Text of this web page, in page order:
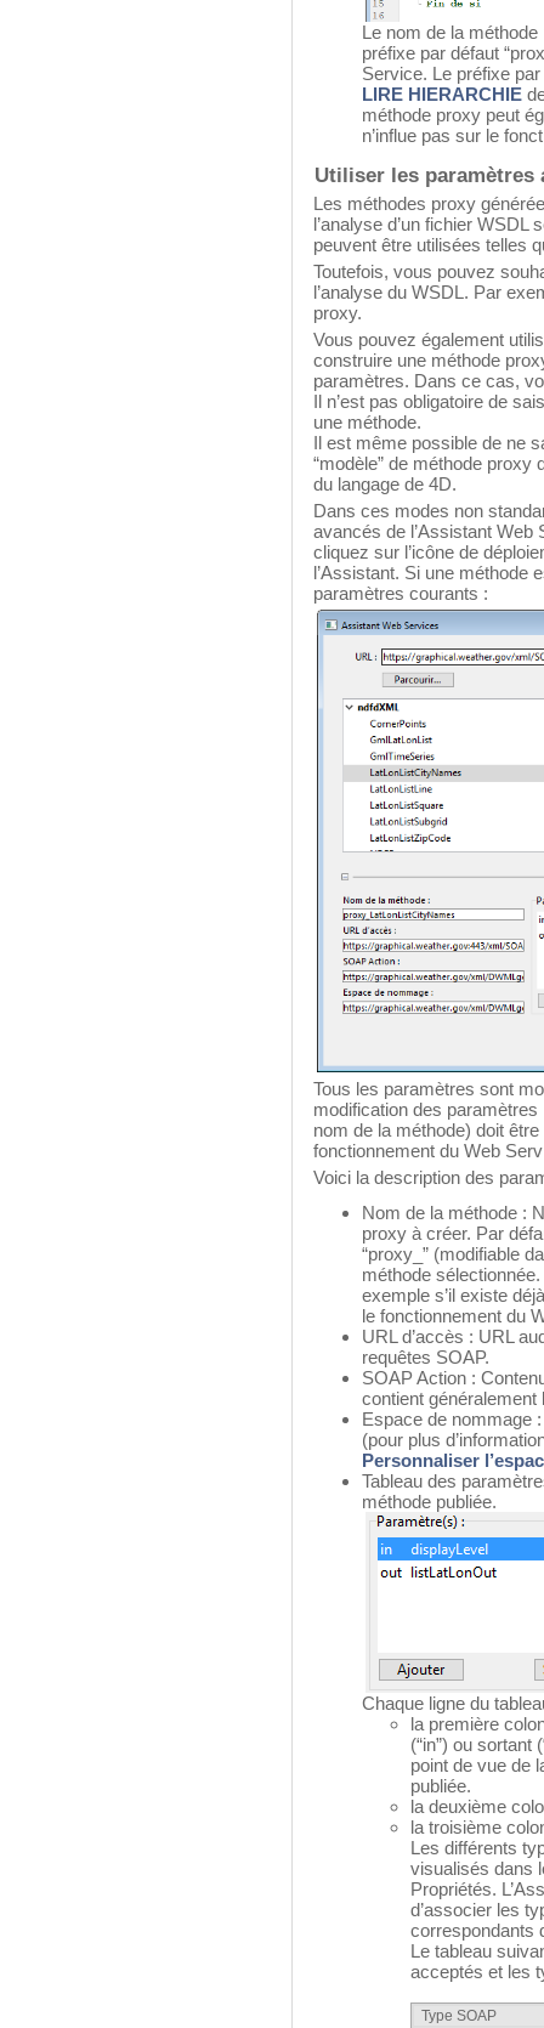
Le nom de la
préfixe par défaut
Service. Le préfixe
LIRE HIERARCHIE
méthode proxy peut
n’influe pas sur le
Utiliser les paramètres
Les méthodes proxy
l’analyse d’un fichier
peuvent être utilisées telles
Toutefois, vous pouvez
l’analyse du WSDL. Par
proxy.
Vous pouvez également
construire une méthode
paramètres. Dans ce cas,
Il n’est pas obligatoire de
une méthode.
Il est même possible de ne
“modèle” de méthode proxy
du langage de 4D.
Dans ces modes non
avancés de l’Assistant
cliquez sur l’icône de
l’Assistant. Si une
paramètres courants :
Tous les paramètres sont
modification des
nom de la méthode) doit
fonctionnement du Web
Voici la description des
Nom de la méthode :
proxy à créer. Par
“proxy_” (modifiable
méthode
exemple s’il existe
le fonctionnement du
URL d’accès : URL
requêtes SOAP.
SOAP Action :
contient généralement
Espace de nommage
(pour plus
Personnaliser
Tableau des
méthode publiée.
Chaque ligne du
la première
(“in”) ou sortant
point de vue de
publiée.
la deuxième
la troisième
Les différents
visualisés dans
Propriétés.
d’associer les
correspondants
Le tableau
acceptés et les
Type SOAP